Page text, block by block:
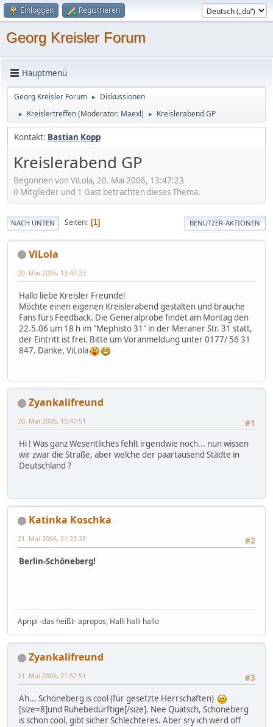
Einloggen Registrieren
Georg Kreisler Forum
Hauptmenü
Georg Kreisler Forum ► Diskussionen
► Kreislertreffen(Moderator: Maexl) ► Kreislerabend GP
Kontakt: Bastian Kopp
Kreislerabend GP
Begonnen von ViLola, 20. Mai 2006, 13:47:23
0 Mitglieder und 1 Gast betrachten dieses Thema.
NACH UNTEN Seiten 1 BENUTZER-AKTIONEN
ViLola
20. Mai 2006, 13:47:23
Hallo liebe Kreisler Freunde!
Möchte einen eigenen Kreislerabend gestalten und brauche
Fans fürs Feedback. Die Generalprobe findet am Montag den
22.5.06 um 18 h im "Mephisto 31" in der Meraner Str. 31 statt,
der Eintritt ist frei. Bitte um Voranmeldung unter 0177/ 56 31
847. Danke, ViLola
Zyankalifreund
#1
20. Mai 2006, 15:47:51
Hi ! Was ganz Wesentliches fehlt irgendwie noch... nun wissen
wir zwar die Straße, aber welche der paartausend Städte in
Deutschland ?
Katinka Koschka
#2
21. Mai 2006, 21:23:23
Berlin-Schöneberg!
Apripi -das heißt- apropos, Halli halli hallo
Zyankalifreund
#3
21. Mai 2006, 21:52:51
Ah... Schöneberg is cool (für gesetzte Herrschaften)
[size=8]und Ruhebedürftige[/size]. Nee Quatsch, Schöneberg
is schon cool, gibt sicher Schlechteres. Aber sry ich werd off